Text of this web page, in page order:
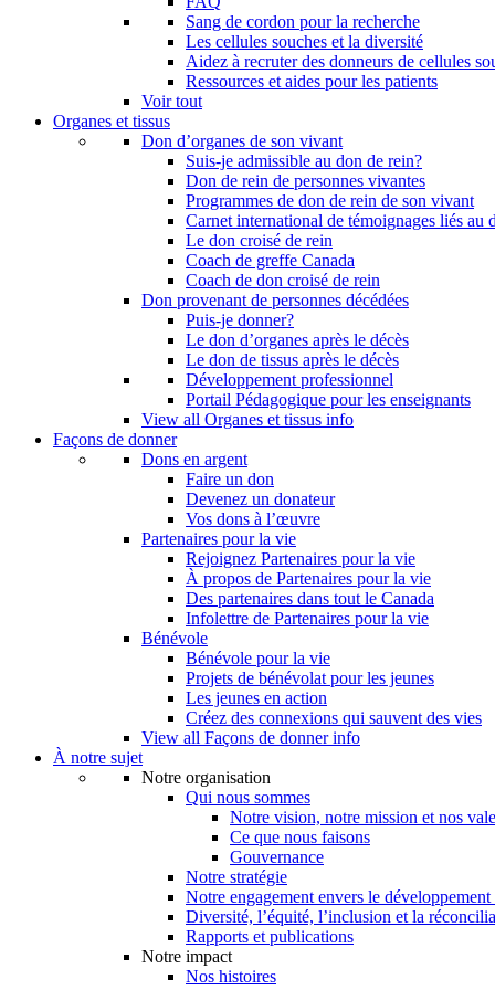
Sang de cordon pour la recherche
Les cellules souches et la diversité
Aidez à recruter des donneurs de cellules
Ressources et aides pour les patients
Voir tout
Organes et tissus
Don d’organes de son vivant
Suis-je admissible au don de rein?
Don de rein de personnes vivantes
Programmes de don de rein de son vivant
Carnet international de témoignages liés au
Le don croisé de rein
Coach de greffe Canada
Coach de don croisé de rein
Don provenant de personnes décédées
Puis-je donner?
Le don d’organes après le décès
Le don de tissus après le décès
Développement professionnel
Portail Pédagogique pour les enseignants
View all Organes et tissus info
Façons de donner
Dons en argent
Faire un don
Devenez un donateur
Vos dons à l’œuvre
Partenaires pour la vie
Rejoignez Partenaires pour la vie
À propos de Partenaires pour la vie
Des partenaires dans tout le Canada
Infolettre de Partenaires pour la vie
Bénévole
Bénévole pour la vie
Projets de bénévolat pour les jeunes
Les jeunes en action
Créez des connexions qui sauvent des vies
View all Façons de donner info
À notre sujet
Notre organisation
Qui nous sommes
Notre vision, notre mission et nos
Ce que nous faisons
Gouvernance
Notre stratégie
Notre engagement envers le
Diversité, l’équité, l’inclusion et la
Rapports et publications
Notre impact
Nos histoires